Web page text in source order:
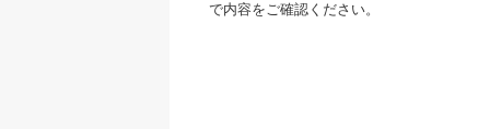
で内容をご確認ください。